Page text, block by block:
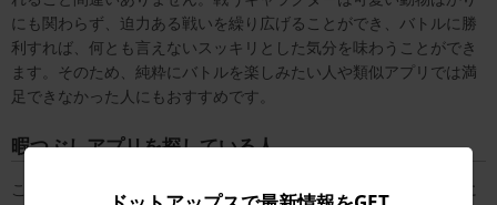
にも関わらず、迫力ある戦いを繰り広げることができ、バトルに勝
利すれば、何とも言えないスッキリとした気分を味わうことができ
ます。そのため、純粋にバトルを楽しみたい人や類似アプリでは満
足できなかった人にもおすすめです。
暇つぶしアプリを探している人
このアプリのいいところは、短時間だけ遊びたいときや暇つぶしに